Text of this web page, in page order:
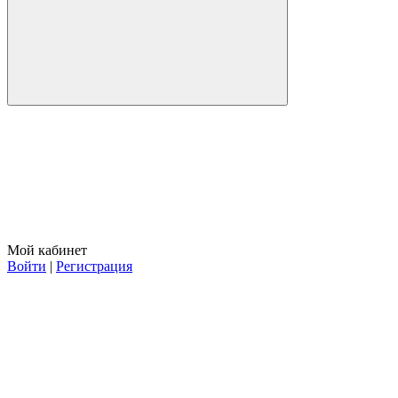
Мой кабинет
Войти | Регистрация